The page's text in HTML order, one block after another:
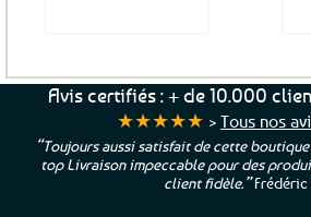
Avis certifiés : + de 10.000
★★★★★ > Tous nos
“Toujours aussi satisfait de cette
top Livraison impeccable pour des
client fidèle.”Frédéric